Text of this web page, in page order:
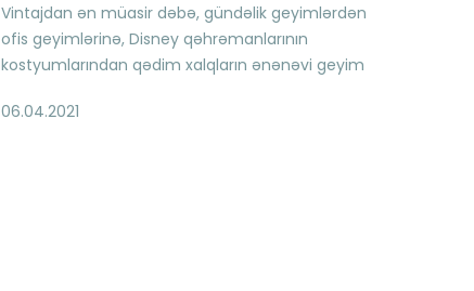
Vintajdan ən müasir dəbə, gündəlik geyimlərdən
ofis geyimlərinə, Disney qəhrəmanlarının
kostyumlarından qədim xalqların ənənəvi geyim
minlərlə məhsulu ABŞ e-ticarət platformalarından
06.04.2021